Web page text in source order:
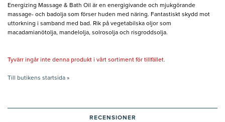
Energizing Massage & Bath Oil är en energigivande och mjukgörande
massage- och badolja som förser huden med näring. Fantastiskt skydd mot
uttorkning i samband med bad. Rik på vegetabilska oljor som
macadamianötolja, mandelolja, solrosolja och risgroddsolja.
Tyvärr ingår inte denna produkt i vårt sortiment för tillfället.
Till butikens startsida »
RECENSIONER